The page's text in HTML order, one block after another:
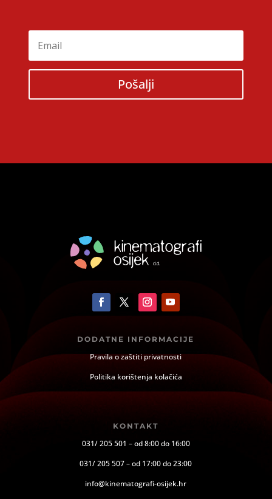
Pošalji
DODATNE INFORMACIJE
Pravila o zaštiti privatnosti
Politika korištenja kolačića
KONTAKT
031/ 205 501 – od 8:00 do 16:00
031/ 205 507 – od 17:00 do 23:00
info@kinematografi-osijek.hr